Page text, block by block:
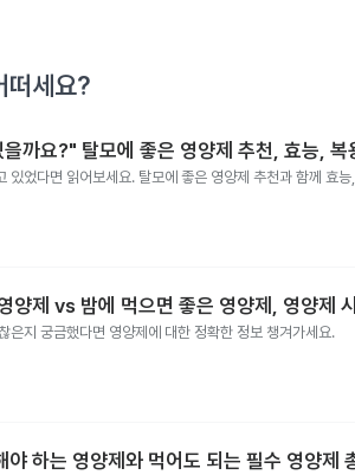
떠세요?
까요?" 탈모에 좋은 영양제 추천, 효능, 복
있었다면 읽어보세요. 탈모에 좋은 영양제 추천과 함께 효능
양제 vs 밤에 먹으면 좋은 영양제, 영양제
은지 궁금했다면 영양제에 대한 정확한 정보 챙겨가세요.
하는 영양제와 먹어도 되는 필수 영양제